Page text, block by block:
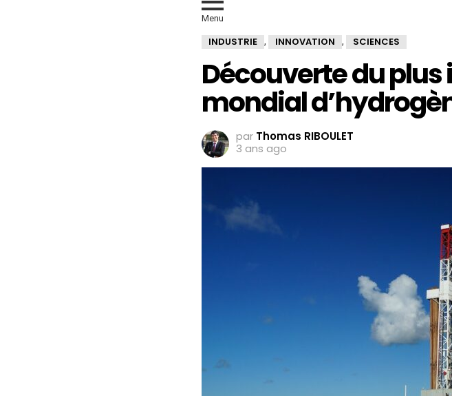
Menu
INDUSTRIE , INNOVATION , SCIENCES
Découverte du
mondial
par Thomas RIBOULET
3 ans ago